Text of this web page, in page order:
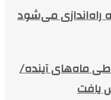
راه‌اندازی می‌شود
ماه‌های آینده/